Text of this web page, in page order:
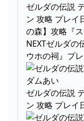
ゼルダの伝説
ン 攻略 プレイ
の森】攻略『
NEXTゼルダ
ウホの祠』プ
ゼルダの伝説
ン 攻略 プレイ